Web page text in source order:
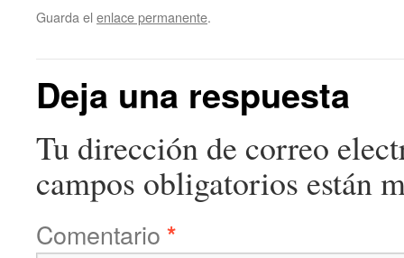
Guarda el enlace permanente.
Deja una respuesta
Tu dirección de correo
campos obligatorios están
Comentario *